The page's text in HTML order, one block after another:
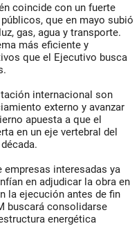
coincide con un fuerte
que en mayo subió
gas, agua y transporte.
más eficiente y
que el Ejecutivo busca
internacional son
externo y avanzar
apuesta a que el
en un eje vertebral del
empresas interesadas ya
en adjudicar la obra en
la ejecución antes de fin
buscará consolidarse
energética